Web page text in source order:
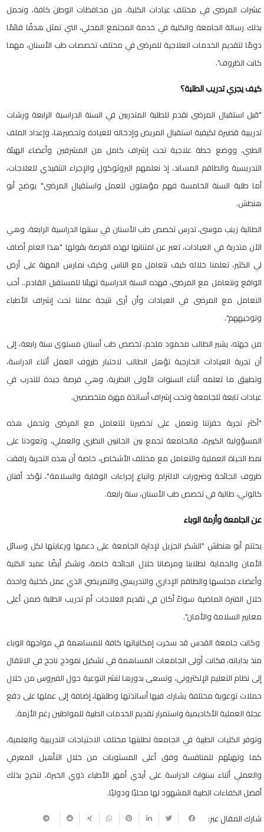
عشرات المرضى في مختلف عيادات الكلية، من محافظات الوطن كافة، ونحمل
بذلك رسالة الجامعة والكلية في خدمة المجتمع المحلي، التي تمثل هدفًا قائمًا
دومًا لتقديم الخدمات العلاجية للمرضى في مختلف تخصصات طب الأسنان، مهما
كانت الظروف".
كيف يجري تدريب الطلبة؟
"قبل استقبال المرضى نقدم للطلبة المتدربين في السنة الدراسية الرابعة ورشات
تدريبية قصيرة لكيفية استقبال المريض وإدخاله للعيادة وتحضيرها، وإعداد الملف
الطبي، ووضع خطة علاجية تحت إشراف كامل من المشرفين وأعضاء الهيئة
التدريسية والطاقم المساند، إذ نعلمهم البروتوكول والإجراء التنفيذي للعلاجات،
أما طلبة السنة الخامسة فهم مؤهلون للعمل واستقبال المرضى" يوضح أبو
هنطش.
الطالبة زينب موسى، تدرس تخصص طب الأسنان في سنتها الدراسية الرابعة، وهي
الآن متدربة في العيادات، تعبر عن امتنانها لهذه الفرصة بقولها "هذا العام أضاف
لي الكثير، تعلمنا خلاله كيف نتعامل مع الناس وكيف نمارس المهنة على أرض
الواقع ونتعامل مع المرضى، فهذه السنة الدراسية تهيئنا للمستقبل القادم.. أحب
التعامل مع المرضى في العيادات وأن أرى نتيجة عملنا تحت إشراف الأطباء
وتوجيههم".
من جهته، يشير الطالب محمود ملحم، تخصص طب أسنان مستوى سنة رابعة، إلى
أن تجربة العيادات الخارجية تؤهل الطالب لاختبار ظروف العمل أثناء الدراسة،
وتطبيق ما تعلمه أثناء السنوات الأولى النظرية، وهي فرصة جيدة للتدرب في
عيادات تابعة للجامعة وتحت إشراف أساتذة مهرة متخصصين.
"أكثر تجربة حفزتنا وتعمل على تحضيرنا للتعامل مع المرضى وتحمل هذه
المسؤولية الكبيرة، فالجامعة تجمع بين الجانبين النظري والعملي، وتعودنا على
نمط الحياة العملية والتعامل مع مختلف الأشخاص، خاصة أن هذه التجربة رافقت
ظروف الجائحة وضرورات الالتزام واتباع إجراءات الوقاية والسلامة"، تؤكد أفنان
كالوتي، طالبة في تخصص طب الأسنان، سنة رابعة.
عن الجامعة وأزمة الوباء
يختتم أبو هنطش "الشكر الجزيل لإدارة الجامعة على دعمها ورعايتها لكل وسائل
الأمان والحماية لطلابنا ومرضانا خلال الجائحة خاصة، ونشكر أيضًا عميد الكلية
وأعضاء مجلسها والطاقم الإداري والتدريسي والتمريضي الذي عمل كخلية واحدة
خلال الفترة الماضية سواءً أكان في تقديم العلاجات أم تدريب الطلبة ضمن أعلى
معايير السلامة والأمان".
وكانت جامعة القدس قد سخرت إمكانياتها كافة للمساهمة في مواجهة الوباء
منذ بداياته، فكانت أولى الجامعات المساهمة في تشكيل نموذج ناجح في الانتقال
إلى نظام التعليم الإلكتروني، وتسعى بدورها لنشر التوعية حول الفيروس من خلال
حملات توعوية مختلفة يشارك فيها أساتذتها وطلبتها، إضافة إلى عملها على دفع
عجلة العملية الأكاديمية واستمرار تقديم الخدمات الطبية للمواطنين رغم الأزمة.
وتوفر الكليات الطبية في الجامعة لطلبتها مختلف الاحتياجات التدريبية والعلمية،
كما وتهيئهم للمنافسة وفق أعلى المستويات من خلال التأهيل المعرفي
والعملي أثناء سنوات الدراسة على أيدي أمهر الأطباء ذوي الخبرة، لتخرج بذلك
أفضل الكفاءات الطبية المشهود لها محليًا ودوليًا.
شارك المقال عبر: